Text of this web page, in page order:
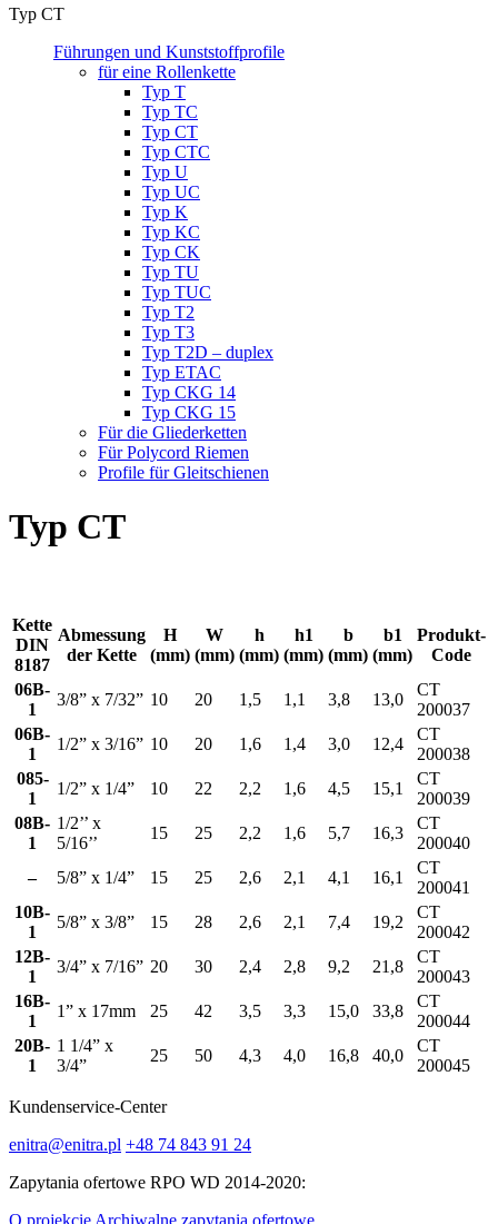
Typ CT
Führungen und Kunststoffprofile
für eine Rollenkette
Typ T
Typ TC
Typ CT
Typ CTC
Typ U
Typ UC
Typ K
Typ KC
Typ CK
Typ TU
Typ TUC
Typ T2
Typ T3
Typ T2D – duplex
Typ ETAC
Typ CKG 14
Typ CKG 15
Für die Gliederketten
Für Polycord Riemen
Profile für Gleitschienen
Typ CT
Kette
DIN
8187
Abmessung
der Kette
H
(mm)
W
(mm)
h
(mm)
h1
(mm)
b
(mm)
b1
(mm)
Produkt-
Code
06B-
1
3/8” x 7/32” 10 20 1,5 1,1 3,8 13,0
CT
200037
06B-
1
1/2” x 3/16” 10 20 1,6 1,4 3,0 12,4
CT
200038
085-
1
1/2” x 1/4” 10 22 2,2 1,6 4,5 15,1
CT
200039
08B-
1
1/2’’ x
5/16’’
15 25 2,2 1,6 5,7 16,3
CT
200040
–
5/8” x 1/4” 15 25 2,6 2,1 4,1 16,1
CT
200041
10B-
1
5/8” x 3/8” 15 28 2,6 2,1 7,4 19,2
CT
200042
12B-
1
3/4” x 7/16” 20 30 2,4 2,8 9,2 21,8
CT
200043
16B-
1
1” x 17mm 25 42 3,5 3,3 15,0 33,8
CT
200044
20B-
1
1 1/4” x
3/4”
25 50 4,3 4,0 16,8 40,0
CT
200045
Kundenservice-Center
enitra@enitra.pl +48 74 843 91 24
Zapytania ofertowe RPO WD 2014-2020:
O projekcie Archiwalne zapytania ofertowe